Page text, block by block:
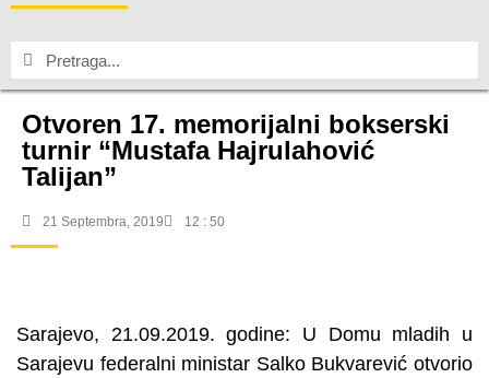
Otvoren 17. memorijalni bokserski
turnir “Mustafa Hajrulahović
Talijan”
21 Septembra, 2019 12 : 50
Sarajevo, 21.09.2019. godine: U Domu mladih u
Sarajevu federalni ministar Salko Bukvarević otvorio